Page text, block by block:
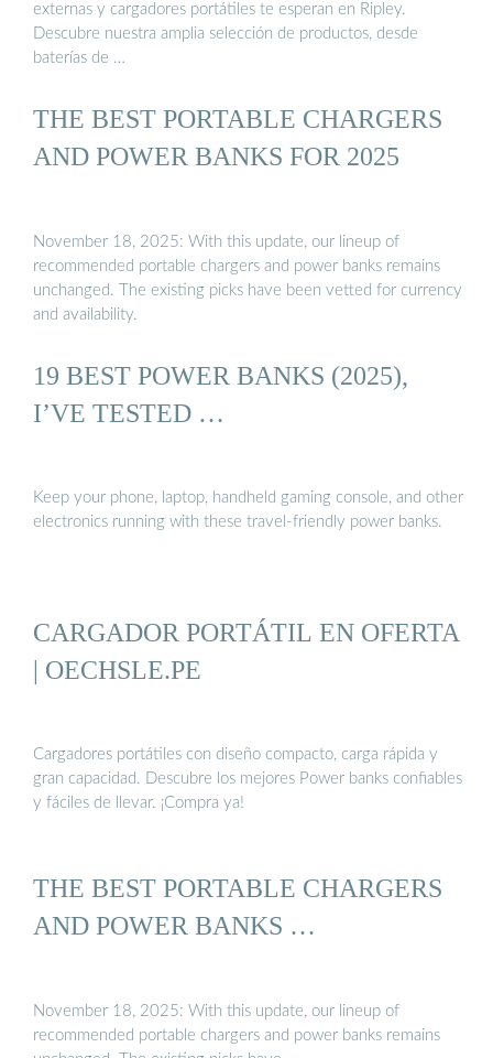
externas y cargadores portátiles te esperan en Ripley.
Descubre nuestra amplia selección de productos, desde
baterías de …
THE BEST PORTABLE CHARGERS
AND POWER BANKS FOR 2025
November 18, 2025: With this update, our lineup of
recommended portable chargers and power banks remains
unchanged. The existing picks have been vetted for currency
and availability.
19 BEST POWER BANKS (2025),
I’VE TESTED …
Keep your phone, laptop, handheld gaming console, and other
electronics running with these travel-friendly power banks.
CARGADOR PORTÁTIL EN OFERTA
| OECHSLE.PE
Cargadores portátiles con diseño compacto, carga rápida y
gran capacidad. Descubre los mejores Power banks confiables
y fáciles de llevar. ¡Compra ya!
THE BEST PORTABLE CHARGERS
AND POWER BANKS …
November 18, 2025: With this update, our lineup of
recommended portable chargers and power banks remains